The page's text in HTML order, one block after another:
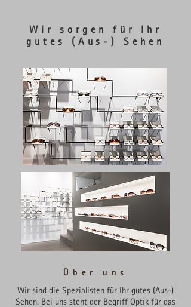
Wir sorgen für Ihr
gutes (Aus-) Sehen
Über uns
Wir sind die Spezialisten für Ihr gutes (Aus-)
Sehen. Bei uns steht der Begriff Optik für das